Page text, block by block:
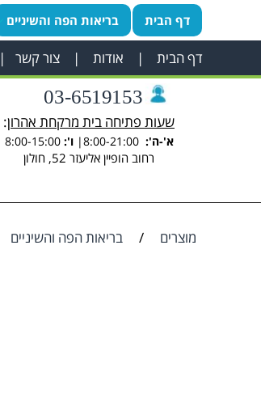
דף הבית | אודות | צור קשר
03-6519153
שעות פתיחה בית מרקחת אהרון:
א'-ה':8:00-21:00| ו':8:00-15:00
רחוב הופיין אליעזר 52, חולון
דף הבית בריאות הפה והשיניים
מוצרים / בריאות הפה והשיניים